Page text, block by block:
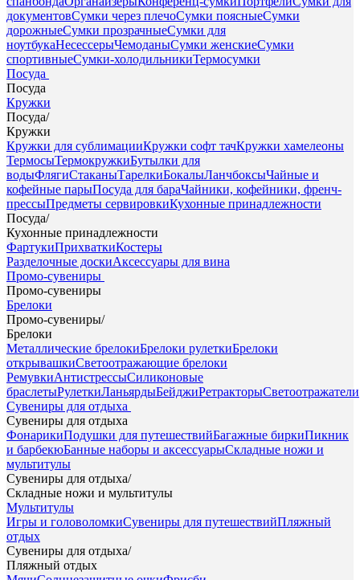
документовСумки через плечоСумки поясныеСумки
дорожныеСумки прозрачныеСумки для
ноутбукаНесессерыЧемоданыСумки женскиеСумки
спортивныеСумки-холодильникиТермосумки
Посуда
Посуда
Кружки
Посуда/
Кружки
Кружки для сублимацииКружки софт тачКружки хамелеоны
ТермосыТермокружкиБутылки для
водыФлягиСтаканыТарелкиБокалыЛанчбоксыЧайные и
кофейные парыПосуда для бараЧайники, кофейники, френч-
прессыПредметы сервировкиКухонные принадлежности
Посуда/
Кухонные принадлежности
ФартукиПрихваткиКостеры
Разделочные доскиАксессуары для вина
Промо-сувениры
Промо-сувениры
Брелоки
Промо-сувениры/
Брелоки
Металлические брелокиБрелоки рулеткиБрелоки
открывашкиСветоотражающие брелоки
РемувкиАнтистрессыСиликоновые
браслетыРулеткиЛаньярдыБейджиРетракторыСветоотражатели
Сувениры для отдыха
Сувениры для отдыха
ФонарикиПодушки для путешествийБагажные биркиПикник
и барбекюБанные наборы и аксессуарыСкладные ножи и
мультитулы
Сувениры для отдыха/
Складные ножи и мультитулы
Мультитулы
Игры и головоломкиСувениры для путешествийПляжный
отдых
Сувениры для отдыха/
Пляжный отдых